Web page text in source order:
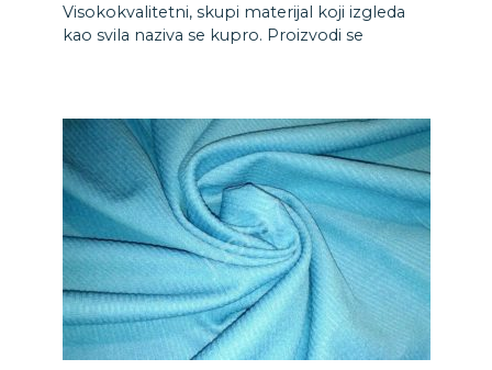
Visokokvalitetni, skupi materijal koji izgleda
kao svila naziva se kupro. Proizvodi se